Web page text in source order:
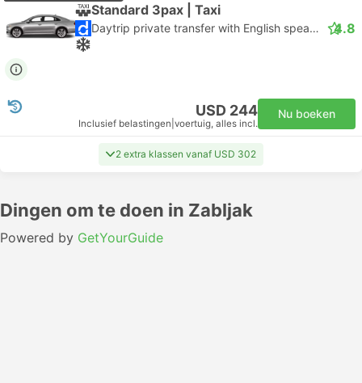
Standard 3pax | Taxi
Daytrip private transfer with English speaking driver 4.8
USD 244
Inclusief belastingen voertuig, alles incl.
Nu boeken
2 extra klassen vanaf USD 302
Dingen om te doen in Zabljak
Powered by GetYourGuide